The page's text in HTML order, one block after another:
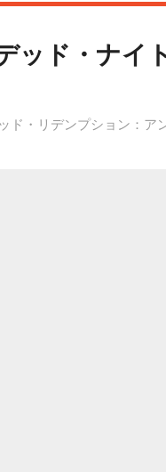
ッド・ナイ
・リデンプション：ア